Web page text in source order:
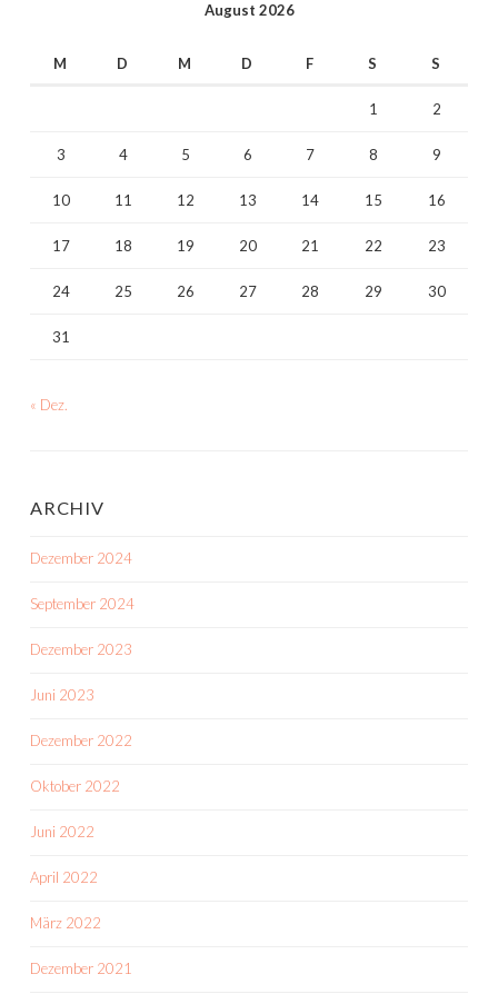
August 2026
M D M D F S S
1 2
3 4 5 6 7 8 9
10 11 12 13 14 15 16
17 18 19 20 21 22 23
24 25 26 27 28 29 30
31
« Dez.
ARCHIV
Dezember 2024
September 2024
Dezember 2023
Juni 2023
Dezember 2022
Oktober 2022
Juni 2022
April 2022
März 2022
Dezember 2021